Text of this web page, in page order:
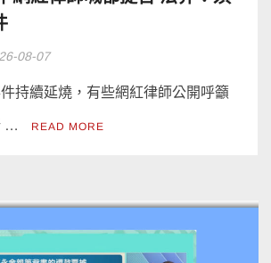
08-07
持續延燒，有些網紅律師公開呼籲
… READ MORE